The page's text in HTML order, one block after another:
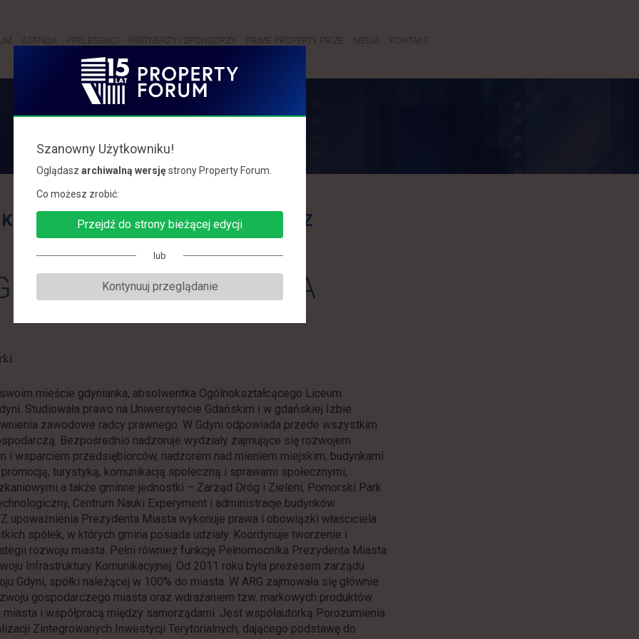
AGENDA PRELEGENCI PARTNERZY I SPONSORZY PRIME PROPERTY PRIZE MEDIA KONTAKT
PRELEGENCI
K M N O P R S Ś T Z
SPYCHAŁA
mieście gdynianka, absolwentka Ogólnokształcącego Liceum
Studiowała prawo na Uniwersytecie Gdańskim i w gdańskiej Izbie
zawodowe radcy prawnego. W Gdyni odpowiada przede wszystkim
Bezpośrednio nadzoruje wydziały zajmujące się rozwojem
i wsparciem przedsiębiorców, nadzorem nad mieniem miejskim, budynkami
turystyką, komunikacją społeczną i sprawami społecznymi,
a także gminne jednostki – Zarząd Dróg i Zieleni, Pomorski Park
Centrum Nauki Experyment i administracje budynków
upoważnienia Prezydenta Miasta wykonuje prawa i obowiązki właściciela
spółek, w których gmina posiada udziały. Koordynuje tworzenie i
rozwoju miasta. Pełni również funkcję Pełnomocnika Prezydenta Miasta
Infrastruktury Komunikacyjnej. Od 2011 roku była prezesem zarządu
Gdyni, spółki należącej w 100% do miasta. W ARG zajmowała się głównie
gospodarczego miasta oraz wdrażaniem tzw. markowych produktów
i współpracą między samorządami. Jest współautorką Porozumienia
Zintegrowanych Inwestycji Terytorialnych, dającego podstawę do
Szanowny Użytkowniku!
Oglądasz archiwalną wersjęstrony Property Forum.
Co możesz zrobić:
Przejdź do strony bieżącej edycji
lub
Kontynuuj przeglądanie